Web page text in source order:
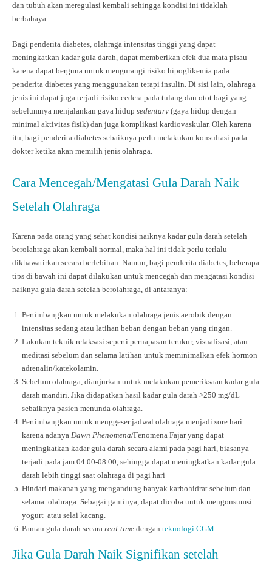
dan tubuh akan meregulasi kembali sehingga kondisi ini tidaklah
berbahaya.
Bagi penderita diabetes, olahraga intensitas tinggi yang dapat
meningkatkan kadar gula darah, dapat memberikan efek dua mata pisau
karena dapat berguna untuk mengurangi risiko hipoglikemia pada
penderita diabetes yang menggunakan terapi insulin. Di sisi lain, olahraga
jenis ini dapat juga terjadi risiko cedera pada tulang dan otot bagi yang
sebelumnya menjalankan gaya hidup sedentary (gaya hidup dengan
minimal aktivitas fisik) dan juga komplikasi kardiovaskular. Oleh karena
itu, bagi penderita diabetes sebaiknya perlu melakukan konsultasi pada
dokter ketika akan memilih jenis olahraga.
Cara Mencegah/Mengatasi Gula Darah Naik
Setelah Olahraga
Karena pada orang yang sehat kondisi naiknya kadar gula darah setelah
berolahraga akan kembali normal, maka hal ini tidak perlu terlalu
dikhawatirkan secara berlebihan. Namun, bagi penderita diabetes, beberapa
tips di bawah ini dapat dilakukan untuk mencegah dan mengatasi kondisi
naiknya gula darah setelah berolahraga, di antaranya:
Pertimbangkan untuk melakukan olahraga jenis aerobik dengan
intensitas sedang atau latihan beban dengan beban yang ringan.
Lakukan teknik relaksasi seperti pernapasan terukur, visualisasi, atau
meditasi sebelum dan selama latihan untuk meminimalkan efek hormon
adrenalin/katekolamin.
Sebelum olahraga, dianjurkan untuk melakukan pemeriksaan kadar gula
darah mandiri. Jika didapatkan hasil kadar gula darah >250 mg/dL
sebaiknya pasien menunda olahraga.
Pertimbangkan untuk menggeser jadwal olahraga menjadi sore hari
karena adanya Dawn Phenomena/Fenomena Fajar yang dapat
meningkatkan kadar gula darah secara alami pada pagi hari, biasanya
terjadi pada jam 04.00-08.00, sehingga dapat meningkatkan kadar gula
darah lebih tinggi saat olahraga di pagi hari
Hindari makanan yang mengandung banyak karbohidrat sebelum dan
selama olahraga. Sebagai gantinya, dapat dicoba untuk mengonsumsi
yogurt atau selai kacang.
Pantau gula darah secara real-time dengan teknologi CGM
Jika Gula Darah Naik Signifikan setelah